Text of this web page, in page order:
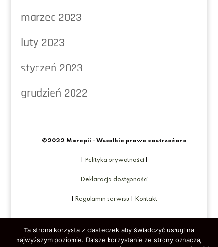
marzec 2023
luty 2023
styczeń 2023
grudzień 2022
©2022 Marepii - Wszelkie prawa zastrzeżone
Polityka prywatności|
Deklaracja dostępności
Regulamin serwisu Kontakt
Ta strona korzysta z ciasteczek aby świadczyć usługi na
najwyższym poziomie. Dalsze korzystanie ze strony oznacza,